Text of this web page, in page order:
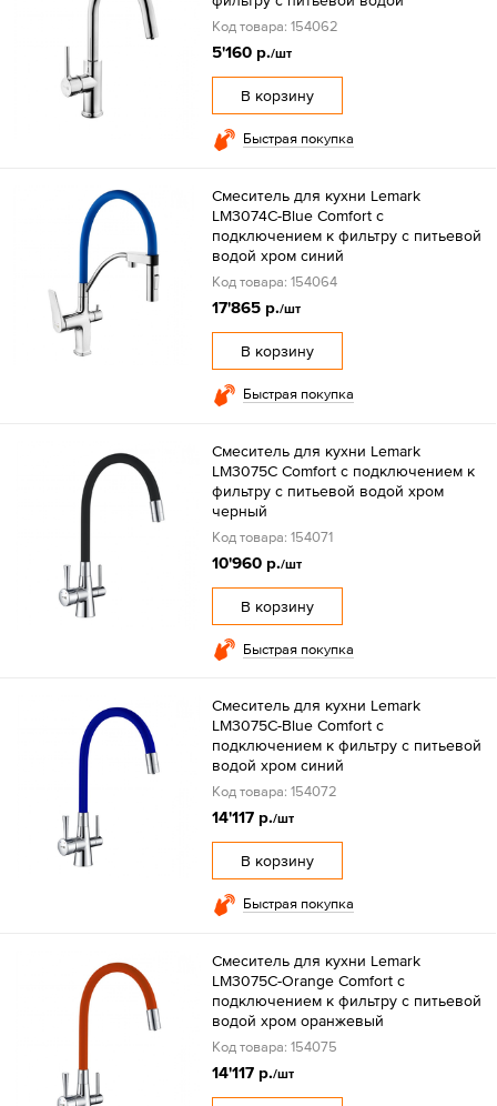
Код товара: 154062
5'160 р./шт
В корзину
Быстрая покупка
Смеситель для кухни Lemark
LM3074C-Blue Comfort с
подключением к фильтру с питьевой
водой хром синий
Код товара: 154064
17'865 р./шт
В корзину
Быстрая покупка
Смеситель для кухни Lemark
LM3075C Comfort с подключением к
фильтру с питьевой водой хром
черный
Код товара: 154071
10'960 р./шт
В корзину
Быстрая покупка
Смеситель для кухни Lemark
LM3075C-Blue Comfort с
подключением к фильтру с питьевой
водой хром синий
Код товара: 154072
14'117 р./шт
В корзину
Быстрая покупка
Смеситель для кухни Lemark
LM3075C-Orange Comfort с
подключением к фильтру с питьевой
водой хром оранжевый
Код товара: 154075
14'117 р./шт